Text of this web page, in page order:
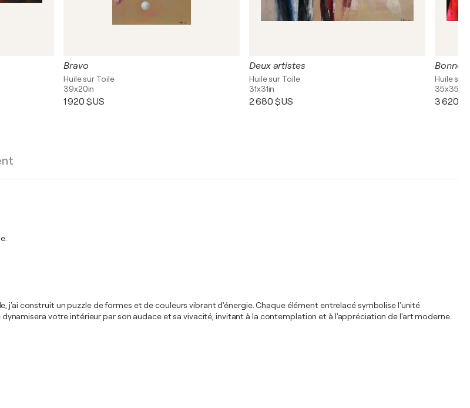
Bravo
Huile sur Toile
39x20in
1 920 $US
Deux artistes
Huile sur Toile
31x31in
2 680 $US
Bonnes
Huile sur
35x35in
3 620
j'ai construit un puzzle de formes et de couleurs vibrant d'énergie. Chaque élément entrelacé symbolise l'unité
votre intérieur par son audace et sa vivacité, invitant à la contemplation et à l'appréciation de l'art moderne.